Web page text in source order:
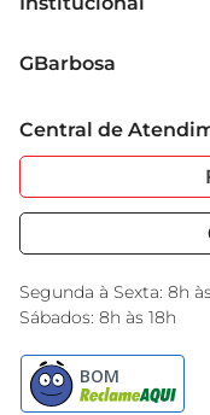
Grupo Cencosud
Sobre Privacidade
Portal do Fornecedo
Nossas Lojas
GBarbosa
Garantia Estendida
Serviços
Black Friday
Encarte do Dia
Central de
Segunda à Sexta: 8h
Sábados: 8h às 18h